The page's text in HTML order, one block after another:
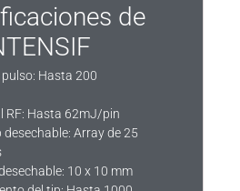
de
Hasta 200
RF: Hasta 62mJ/pin
Array de 25
10 x 10 mm